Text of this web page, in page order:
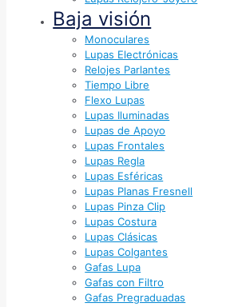
Baja visión
Monoculares
Lupas Electrónicas
Relojes Parlantes
Tiempo Libre
Flexo Lupas
Lupas Iluminadas
Lupas de Apoyo
Lupas Frontales
Lupas Regla
Lupas Esféricas
Lupas Planas Fresnell
Lupas Pinza Clip
Lupas Costura
Lupas Clásicas
Lupas Colgantes
Gafas Lupa
Gafas con Filtro
Gafas Pregraduadas